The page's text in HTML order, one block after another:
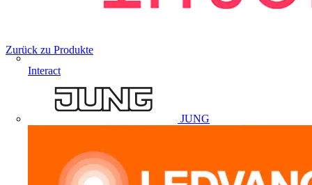
Interact
JUNG
Zurück zu Produkte